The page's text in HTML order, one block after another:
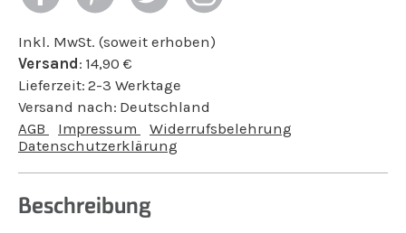
Inkl. MwSt. (soweit erhoben)
Versand: 14,90 €
Lieferzeit: 2-3 Werktage
Versand nach: Deutschland
AGB
Impressum
Widerrufsbelehrung
Datenschutzerklärung
Beschreibung